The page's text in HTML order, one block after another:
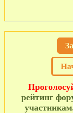
рейтинг